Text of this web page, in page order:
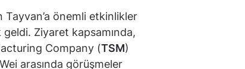
Tayvan’a önemli etkinlikler
Ziyaret kapsamında,
Company (TSM)
arasında görüşmeler